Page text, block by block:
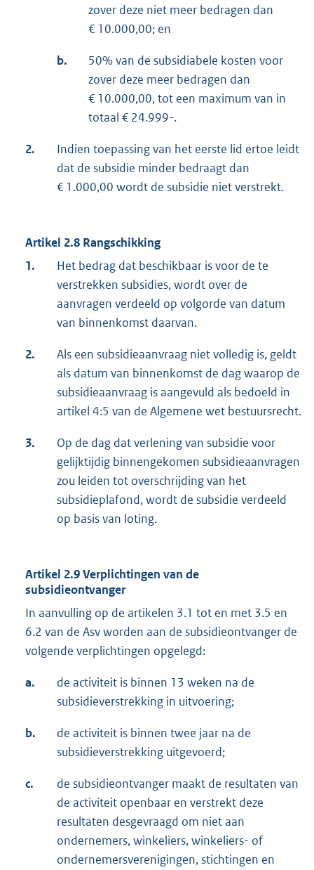
zover deze niet meer bedragen dan
€ 10.000,00; en
b.
50% van de subsidiabele kosten voor
zover deze meer bedragen dan
€ 10.000,00, tot een maximum van in
totaal € 24.999-.
2.
Indien toepassing van het eerste lid ertoe leidt
dat de subsidie minder bedraagt dan
€ 1.000,00 wordt de subsidie niet verstrekt.
Artikel 2.8 Rangschikking
1.
Het bedrag dat beschikbaar is voor de te
verstrekken subsidies, wordt over de
aanvragen verdeeld op volgorde van datum
van binnenkomst daarvan.
2.
Als een subsidieaanvraag niet volledig is, geldt
als datum van binnenkomst de dag waarop de
subsidieaanvraag is aangevuld als bedoeld in
artikel 4:5 van de Algemene wet bestuursrecht.
3.
Op de dag dat verlening van subsidie voor
gelijktijdig binnengekomen subsidieaanvragen
zou leiden tot overschrijding van het
subsidieplafond, wordt de subsidie verdeeld
op basis van loting.
Artikel 2.9 Verplichtingen van de
subsidieontvanger
In aanvulling op de artikelen 3.1 tot en met 3.5 en
6.2 van de Asv worden aan de subsidieontvanger de
volgende verplichtingen opgelegd:
a.
de activiteit is binnen 13 weken na de
subsidieverstrekking in uitvoering;
b.
de activiteit is binnen twee jaar na de
subsidieverstrekking uitgevoerd;
c.
de subsidieontvanger maakt de resultaten van
de activiteit openbaar en verstrekt deze
resultaten desgevraagd om niet aan
ondernemers, winkeliers, winkeliers- of
ondernemersverenigingen, stichtingen en